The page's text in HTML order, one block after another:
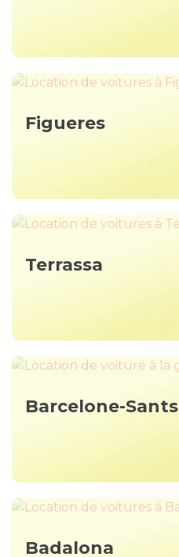
Figueres
Terrassa
Barcelone-Sants
Badalona